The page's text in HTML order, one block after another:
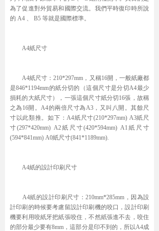
為了促進對外貿易和國際交流。我們平時復印時所說
的 A4 、 B5 等就是國際標準。
A4紙尺寸
A4紙尺寸：210*297mm，又稱16開，一般紙廠都
是846*1194mm的紙分切的（這個尺寸是分切A4最少
損耗的大紙尺寸），一張這個尺寸紙分切16張，故稱
之為16開。A4的兩倍尺寸為A3，又叫八開。其餘尺
寸以此類推。如下：A4紙尺寸(210*297mm) A3紙尺
寸(297*420mm) A2紙尺寸(420*594mm) A1紙尺寸
(594*841mm) A0紙尺寸(841*1189mm).
A4紙的設計印刷尺寸
A4紙的設計印刷尺寸：210mm*285mm，因為設
計印刷的時候要考慮留設計印刷機的咬口，設計印刷
機要利用咬紙牙把紙張咬住，不然紙張進不去，咬住
的部分最少要有8mm，這部分是印不到的，所以A4成